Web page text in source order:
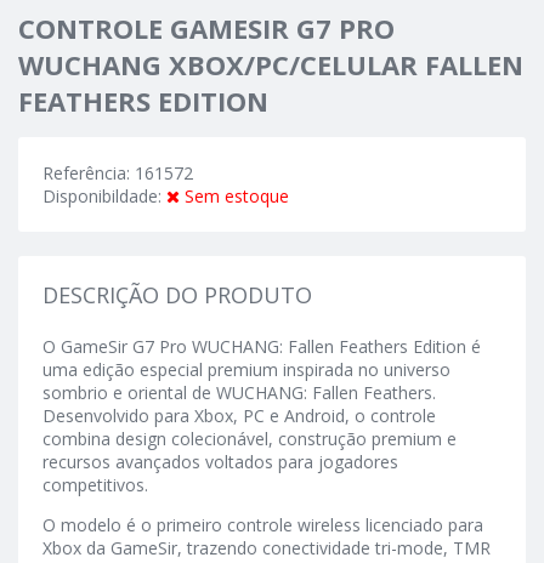
CONTROLE GAMESIR G7 PRO
WUCHANG XBOX/PC/CELULAR FALLEN
FEATHERS EDITION
Referência: 161572
Disponibildade:
Sem estoque
DESCRIÇÃO DO PRODUTO
O GameSir G7 Pro WUCHANG: Fallen Feathers Edition é
uma edição especial premium inspirada no universo
sombrio e oriental de WUCHANG: Fallen Feathers.
Desenvolvido para Xbox, PC e Android, o controle
combina design colecionável, construção premium e
recursos avançados voltados para jogadores
competitivos.
O modelo é o primeiro controle wireless licenciado para
Xbox da GameSir, trazendo conectividade tri-mode, TMR